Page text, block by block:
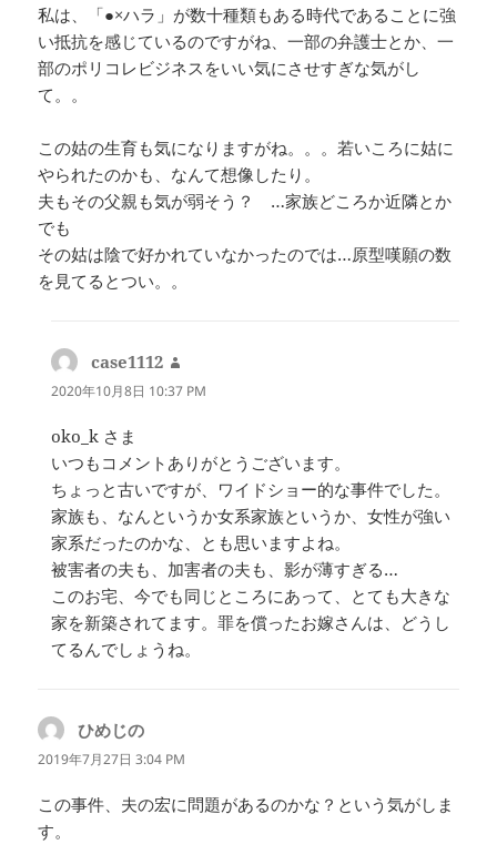
私は、「●×ハラ」が数十種類もある時代であることに強
い抵抗を感じているのですがね、一部の弁護士とか、一
部のポリコレビジネスをいい気にさせすぎな気がし
て。。
この姑の生育も気になりますがね。。。若いころに姑に
やられたのかも、なんて想像したり。
夫もその父親も気が弱そう？ …家族どころか近隣とか
でも
その姑は陰で好かれていなかったのでは…原型嘆願の数
を見てるとつい。。
case1112
り:
2020年10月8日 10:37 PM
oko_k さま
いつもコメントありがとうございます。
ちょっと古いですが、ワイドショー的な事件でした。
家族も、なんというか女系家族というか、女性が強い
家系だったのかな、とも思いますよね。
被害者の夫も、加害者の夫も、影が薄すぎる…
このお宅、今でも同じところにあって、とても大きな
家を新築されてます。罪を償ったお嫁さんは、どうし
てるんでしょうね。
ひめじの
り:
2019年7月27日 3:04 PM
この事件、夫の宏に問題があるのかな？という気がしま
す。